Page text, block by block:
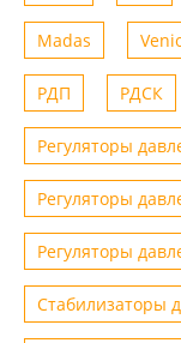
Madas
РДП РДСК
Регуляторы
Регуляторы
Регуляторы
Стабилизаторы